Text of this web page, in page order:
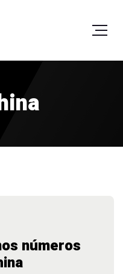
números